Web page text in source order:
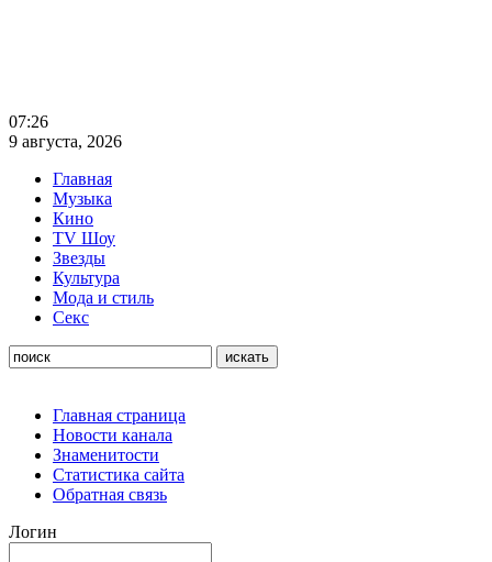
07:26
9 августа, 2026
Главная
Музыка
Кино
TV Шоу
Звезды
Культура
Мода и стиль
Секс
Главная страница
Новости канала
Знаменитости
Статистика сайта
Обратная связь
Логин